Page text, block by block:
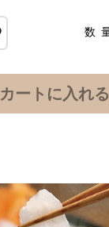
カートに入れる